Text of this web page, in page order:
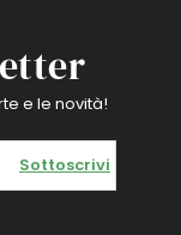
e le novità!
Sottoscrivi